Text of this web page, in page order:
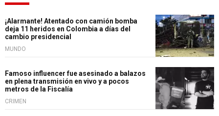
¡Alarmante! Atentado con camión bomba
deja 11 heridos en Colombia a días del
cambio presidencial
MUNDO
Famoso influencer fue asesinado a balazos
en plena transmisión en vivo y a pocos
metros de la Fiscalía
CRIMEN